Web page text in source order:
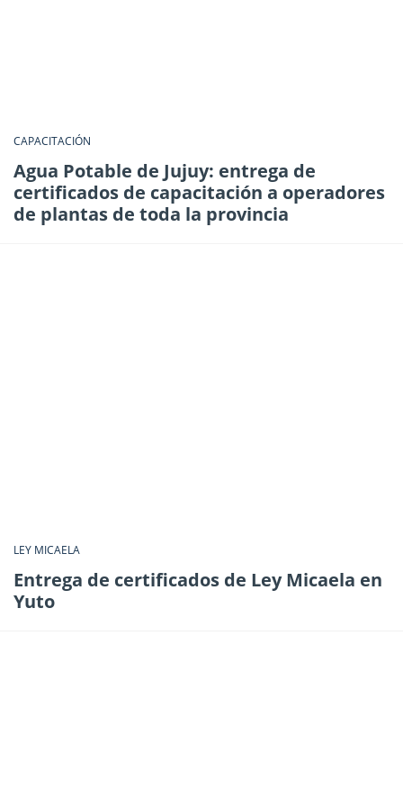
CAPACITACIÓN
​Agua Potable de Jujuy: entrega de
certificados de capacitación a operadores
de plantas de toda la provincia
LEY MICAELA
Entrega de certificados de Ley Micaela en
Yuto